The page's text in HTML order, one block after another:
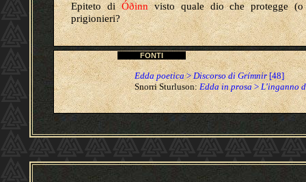
Epiteto diÓðinnvisto quale dio che protegge
prigionieri?
FONTI
Edda poetica>Discorso di Grímnir[48]
Snorri Sturluson:Edda in prosa>L'inganno